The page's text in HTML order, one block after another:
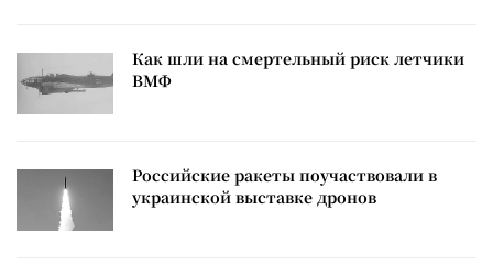
Как шли на смертельный риск летчики
ВМФ
Российские ракеты поучаствовали в
украинской выставке дронов